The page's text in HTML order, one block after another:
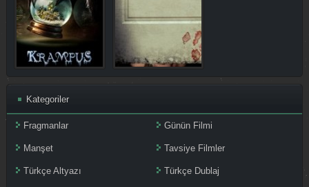
Kategoriler
Fragmanlar Günün Filmi
Manşet Tavsiye Filmler
Türkçe Altyazı Türkçe Dublaj